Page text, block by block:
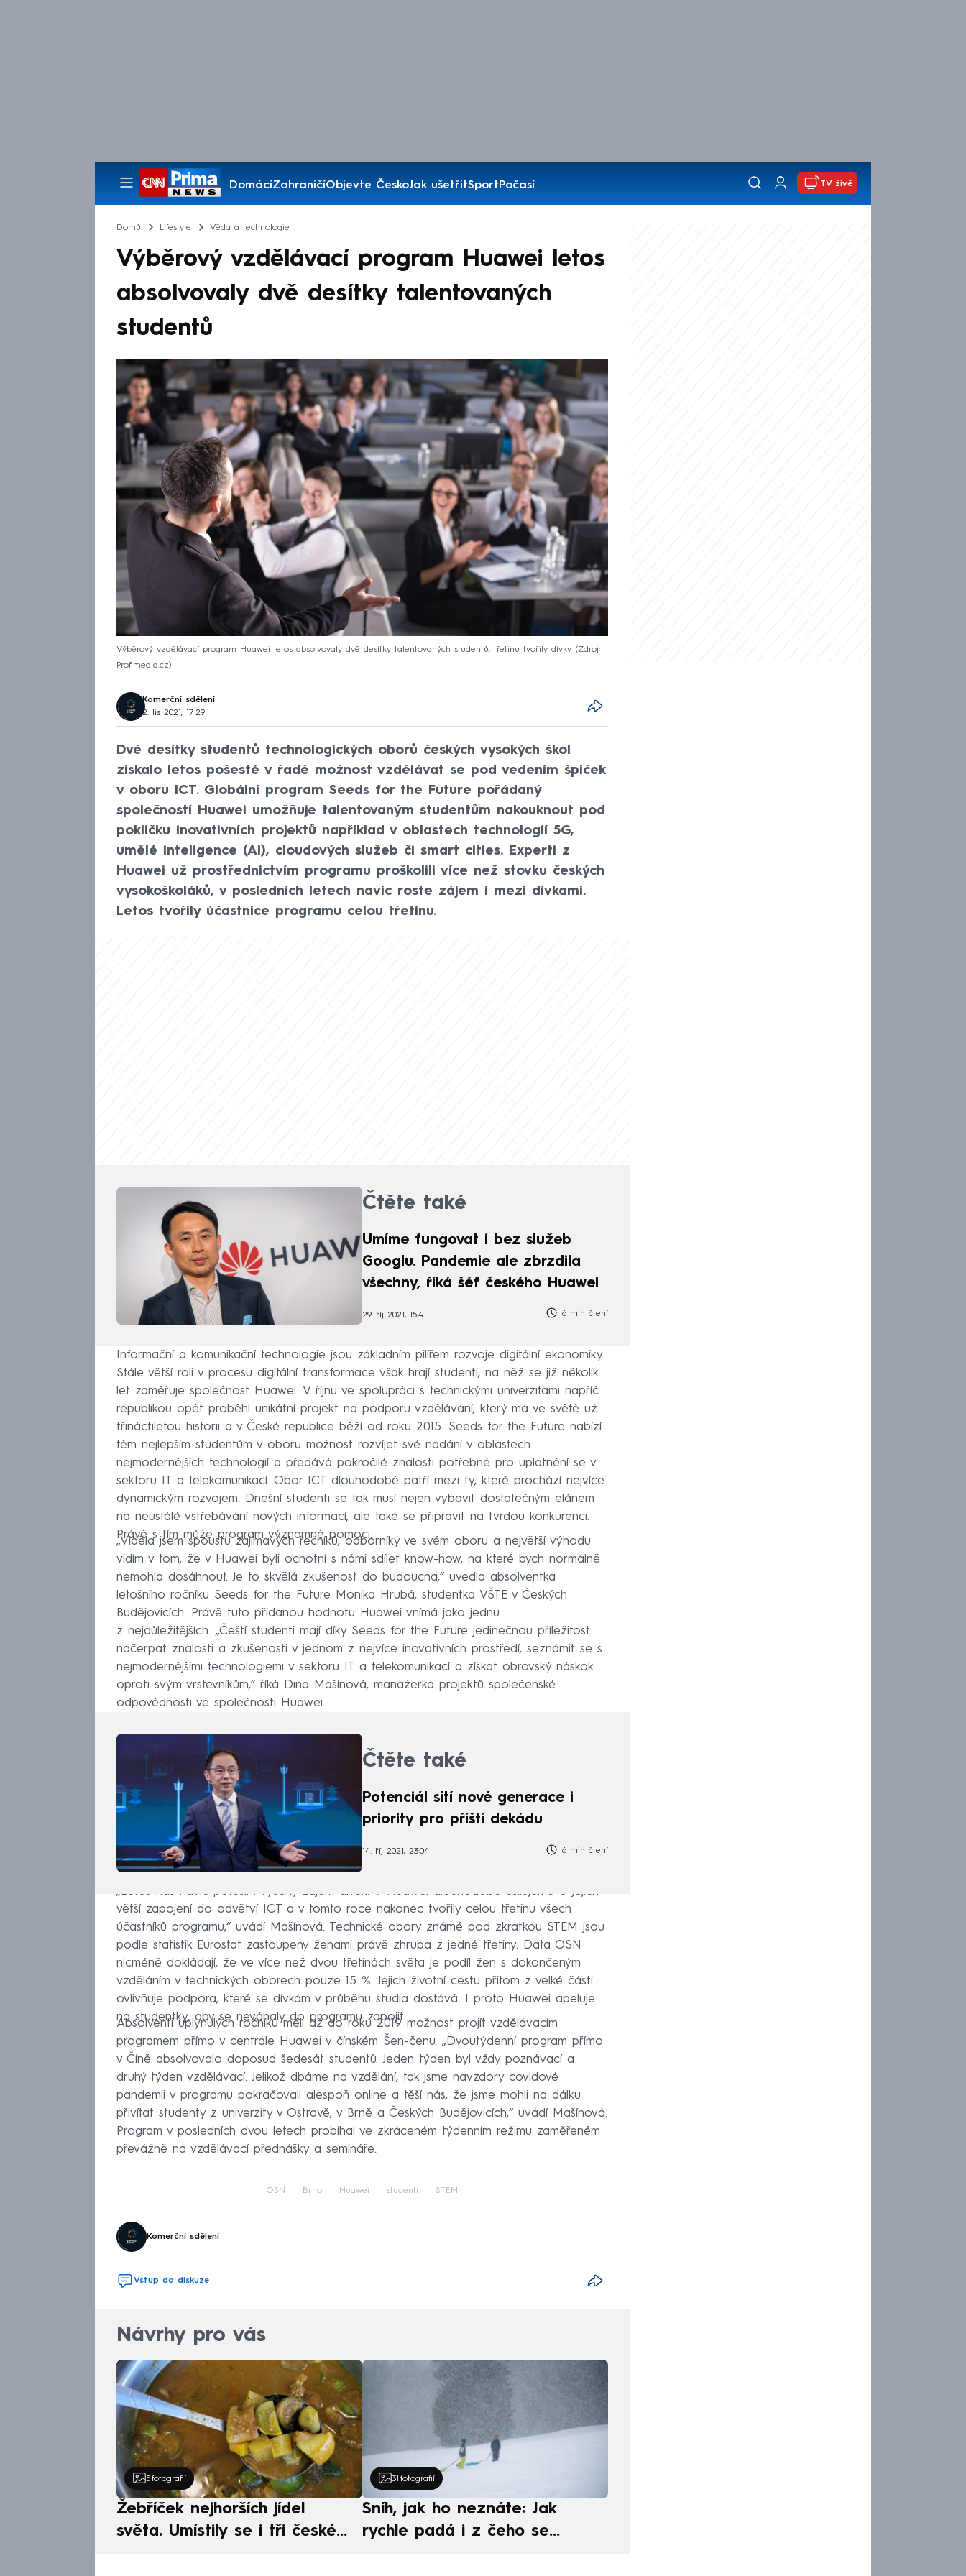
DomácíZahraničíObjevte ČeskoJak ušetřitSportPočasí
Pořady
TV živě
Domů Lifestyle Věda a technologie
Výběrový vzdělávací program Huawei letos
absolvovaly dvě desítky talentovaných
studentů
Výběrový vzdělávací program Huawei letos absolvovaly dvě desítky talentovaných studentů, třetinu tvořily dívky
Zdroj:
Profimedia.cz
Komerční sdělení
2. lis 2021, 17:29
Dvě desítky studentů technologických oborů českých vysokých škol
získalo letos pošesté v řadě možnost vzdělávat se pod vedením špiček
v oboru ICT. Globální program Seeds for the Future pořádaný
společností Huawei umožňuje talentovaným studentům nakouknout pod
pokličku inovativních projektů například v oblastech technologií 5G,
umělé inteligence (AI), cloudových služeb či smart cities. Experti z
Huawei už prostřednictvím programu proškolili více než stovku českých
vysokoškoláků, v posledních letech navíc roste zájem i mezi dívkami.
Letos tvořily účastnice programu celou třetinu.
Čtěte také
Umíme fungovat i bez služeb
Googlu. Pandemie ale zbrzdila
všechny, říká šéf českého Huawei
29. říj 2021, 15:41 6 min čtení
Informační a komunikační technologie jsou základním pilířem rozvoje digitální ekonomiky.
Stále větší roli v procesu digitální transformace však hrají studenti, na něž se již několik
let zaměřuje společnost Huawei. V říjnu ve spolupráci s technickými univerzitami napříč
republikou opět proběhl unikátní projekt na podporu vzdělávání, který má ve světě už
třináctiletou historii a v České republice běží od roku 2015. Seeds for the Future nabízí
těm nejlepším studentům v oboru možnost rozvíjet své nadání v oblastech
nejmodernějších technologií a předává pokročilé znalosti potřebné pro uplatnění se v
sektoru IT a telekomunikací. Obor ICT dlouhodobě patří mezi ty, které prochází nejvíce
dynamickým rozvojem. Dnešní studenti se tak musí nejen vybavit dostatečným elánem
na neustálé vstřebávání nových informací, ale také se připravit na tvrdou konkurenci.
Právě s tím může program významně pomoci.
„Viděla jsem spoustu zajímavých řečníků, odborníky ve svém oboru a největší výhodu
vidím v tom, že v Huawei byli ochotní s námi sdílet know-how, na které bych normálně
nemohla dosáhnout. Je to skvělá zkušenost do budoucna,“ uvedla absolventka
letošního ročníku Seeds for the Future Monika Hrubá, studentka VŠTE v Českých
Budějovicích. Právě tuto přidanou hodnotu Huawei vnímá jako jednu
z nejdůležitějších. „Čeští studenti mají díky Seeds for the Future jedinečnou příležitost
načerpat znalosti a zkušenosti v jednom z nejvíce inovativních prostředí, seznámit se s
nejmodernějšími technologiemi v sektoru IT a telekomunikací a získat obrovský náskok
oproti svým vrstevníkům,“ říká Dina Mašínová, manažerka projektů společenské
odpovědnosti ve společnosti Huawei.
Čtěte také
Potenciál sítí nové generace i
priority pro příští dekádu
14. říj 2021, 23:04 6 min čtení
„Letos nás navíc potěšil i vysoký zájem dívek. V Huawei dlouhodobě usilujeme o jejich
větší zapojení do odvětví ICT a v tomto roce nakonec tvořily celou třetinu všech
účastníků programu,“ uvádí Mašínová. Technické obory známé pod zkratkou STEM jsou
podle statistik Eurostat zastoupeny ženami právě zhruba z jedné třetiny. Data OSN
nicméně dokládají, že ve více než dvou třetinách světa je podíl žen s dokončeným
vzděláním v technických oborech pouze 15 %. Jejich životní cestu přitom z velké části
ovlivňuje podpora, které se dívkám v průběhu studia dostává. I proto Huawei apeluje
na studentky, aby se neváhaly do programu zapojit.
Absolventi uplynulých ročníků měli až do roku 2019 možnost projít vzdělávacím
programem přímo v centrále Huawei v čínském Šen-čenu. „Dvoutýdenní program přímo
v Číně absolvovalo doposud šedesát studentů. Jeden týden byl vždy poznávací a
druhý týden vzdělávací. Jelikož dbáme na vzdělání, tak jsme navzdory covidové
pandemii v programu pokračovali alespoň online a těší nás, že jsme mohli na dálku
přivítat studenty z univerzity v Ostravě, v Brně a Českých Budějovicích,“ uvádí Mašínová.
Program v posledních dvou letech probíhal ve zkráceném týdenním režimu zaměřeném
převážně na vzdělávací přednášky a semináře.
OSN Brno Huawei studenti STEM
Komerční sdělení
Vstup do diskuze
Návrhy pro vás
5 fotografií
Žebříček nejhorších jídel
světa. Umístily se i tři české
31 fotografií
Sníh, jak ho neznáte: Jak
rychle padá i z čeho se